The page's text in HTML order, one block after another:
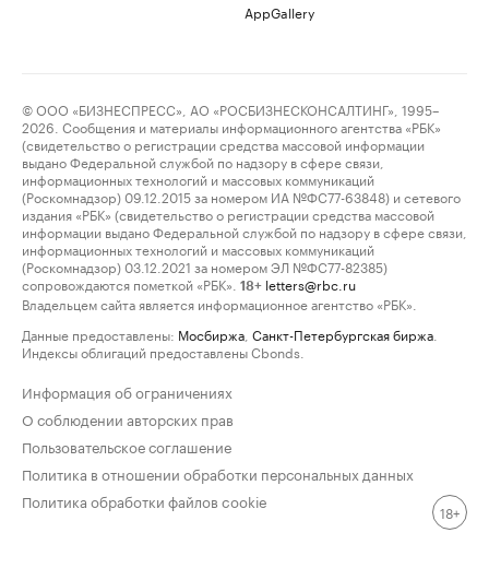
AppGallery
© ООО «БИЗНЕСПРЕСС», АО «РОСБИЗНЕСКОНСАЛТИНГ», 1995–
2026. Сообщения и материалы информационного агентства «РБК»
(свидетельство о регистрации средства массовой информации
выдано Федеральной службой по надзору в сфере связи,
информационных технологий и массовых коммуникаций
(Роскомнадзор) 09.12.2015 за номером ИА №ФС77-63848) и сетевого
издания «РБК» (свидетельство о регистрации средства массовой
информации выдано Федеральной службой по надзору в сфере связи,
информационных технологий и массовых коммуникаций
(Роскомнадзор) 03.12.2021 за номером ЭЛ №ФС77-82385)
сопровождаются пометкой «РБК».
18+ letters@rbc.ru
Владельцем сайта является информационное агентство «РБК».
Данные предоставлены: Мосбиржа Санкт-Петербургская биржа
Индексы облигаций предоставлены Cbonds.
Информация об ограничениях
О соблюдении авторских прав
Пользовательское соглашение
Политика в отношении обработки персональных данных
Политика обработки файлов cookie
18+